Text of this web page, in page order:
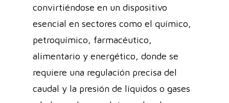
convirtiéndose en un dispositivo
esencial en sectores como el químico,
petroquímico, farmacéutico,
alimentario y energético, donde se
requiere una regulación precisa del
caudal y la presión de líquidos o gases